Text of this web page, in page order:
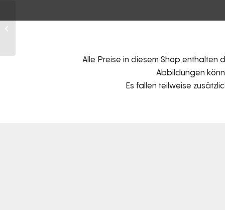
Alle Preise in diesem Shop enthalten
Abbildungen
Es fallen teilweise
180-swimming pool